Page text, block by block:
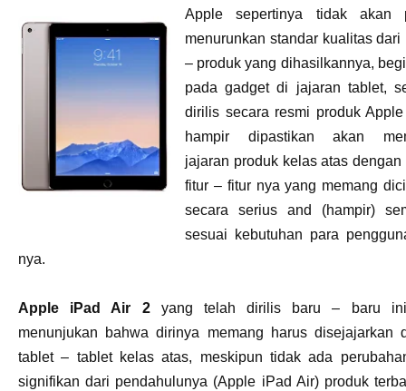
Apple sepertinya tidak akan
menurunkan standar kualitas dari
– produk yang dihasilkannya,
pada gadget di jajaran tablet,
dirilis secara resmi produk
hampir dipastikan akan
jajaran produk kelas atas dengan
fitur – fitur nya yang memang
secara serius and (hampir)
sesuai kebutuhan para
nya.
Apple iPad Air 2yang telah dirilis baru – baru
menunjukan bahwa dirinya memang harus disejajarkan
tablet – tablet kelas atas, meskipun tidak ada
signifikan dari pendahulunya (Apple iPad Air) produk